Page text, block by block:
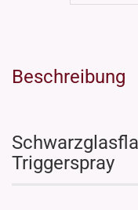
Beschreibung
Triggerspray